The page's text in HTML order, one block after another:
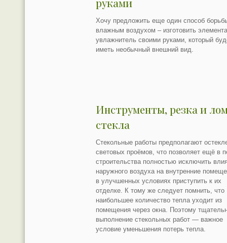
руками
Хочу предложить еще один способ
влажным воздухом – изготовить
увлажнитель своими руками, который
иметь необычный внешний вид.
Инструменты, резка и
стекла
Стекольные работы предполагают
световых проёмов, что позволяет ещё в
строительства полностью исключить
наружного воздуха на внутренние
в улучшенных условиях приступить к их
отделке. К тому же следует помнить, что
наибольшее количество тепла уходит из
помещения через окна. Поэтому
выполнение стекольных работ — важное
условие уменьшения потерь тепла.